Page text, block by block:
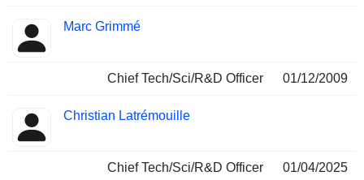
Marc Grimmé
Chief Tech/Sci/R&D Officer 01/12/2009
Christian Latrémouille
Chief Tech/Sci/R&D Officer 01/04/2025